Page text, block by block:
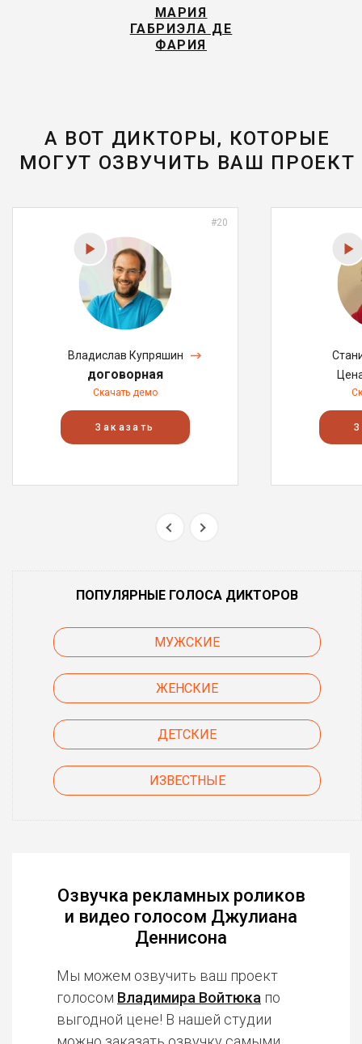
МАРИЯ
ГАБРИЭЛА ДЕ
ФАРИЯ
А ВОТ ДИКТОРЫ, КОТОРЫЕ
МОГУТ ОЗВУЧИТЬ ВАШ ПРОЕКТ
#20
Владислав Купряшин
договорная
Скачать демо
Заказать
ПОПУЛЯРНЫЕ ГОЛОСА ДИКТОРОВ
МУЖСКИЕ
ЖЕНСКИЕ
ДЕТСКИЕ
ИЗВЕСТНЫЕ
Озвучка рекламных роликов
и видео голосом Джулиана
Деннисона
Мы можем озвучить ваш проект
голосом Владимира Войтюка по
выгодной цене! В нашей студии